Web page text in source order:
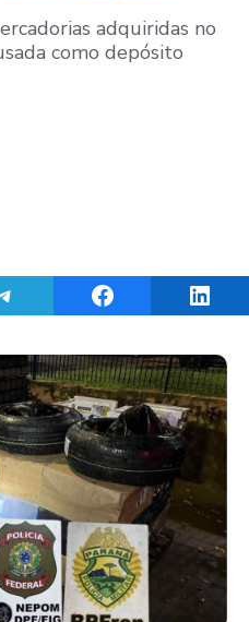
adquiridas no
como depósito
Share on TelegramShare on Facebook